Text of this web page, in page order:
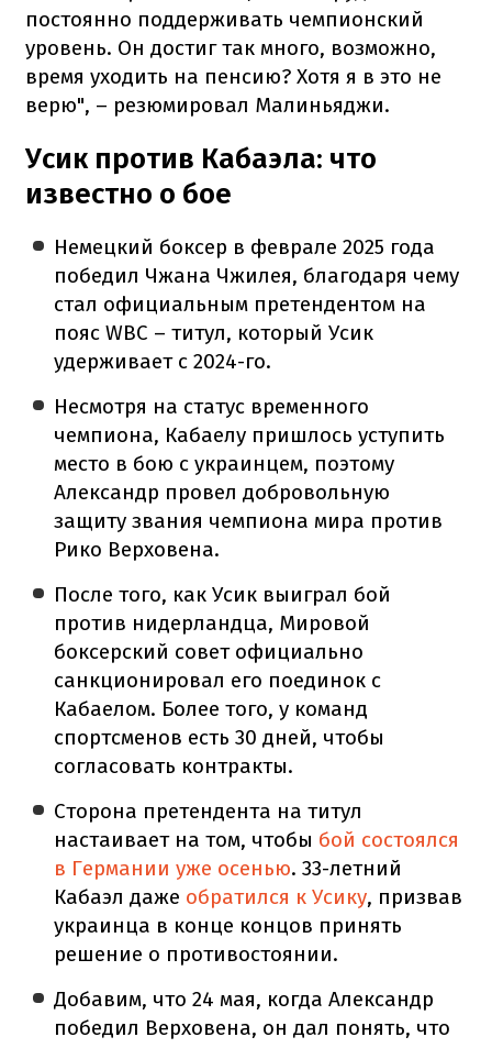
постоянно поддерживать чемпионский
уровень. Он достиг так много, возможно,
время уходить на пенсию? Хотя я в это не
верю", – резюмировал Малиньяджи.
Усик против Кабаэла: что
известно о бое
Немецкий боксер в феврале 2025 года
победил Чжана Чжилея, благодаря чему
стал официальным претендентом на
пояс WBC – титул, который Усик
удерживает с 2024-го.
Несмотря на статус временного
чемпиона, Кабаелу пришлось уступить
место в бою с украинцем, поэтому
Александр провел добровольную
защиту звания чемпиона мира против
Рико Верховена.
После того, как Усик выиграл бой
против нидерландца, Мировой
боксерский совет официально
санкционировал его поединок с
Кабаелом. Более того, у команд
спортсменов есть 30 дней, чтобы
согласовать контракты.
Сторона претендента на титул
настаивает на том, чтобы бой состоялся
в Германии уже осенью. 33-летний
Кабаэл даже обратился к Усику, призвав
украинца в конце концов принять
решение о противостоянии.
Добавим, что 24 мая, когда Александр
победил Верховена, он дал понять, что